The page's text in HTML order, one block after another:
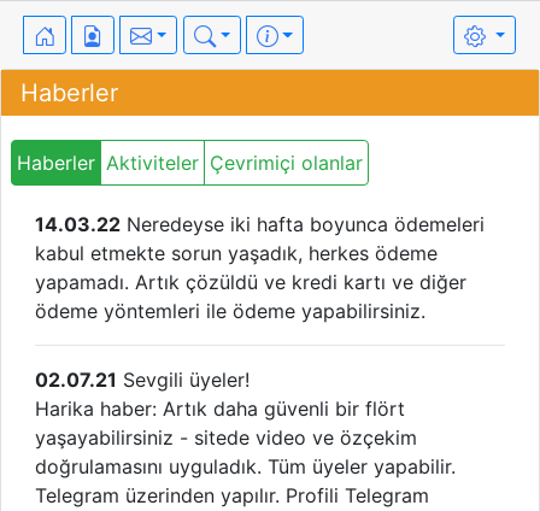
Haberler
Haberler Aktiviteler Çevrimiçi olanlar
14.03.22 Neredeyse iki hafta boyunca ödemeleri
kabul etmekte sorun yaşadık, herkes ödeme
yapamadı. Artık çözüldü ve kredi kartı ve diğer
ödeme yöntemleri ile ödeme yapabilirsiniz.
02.07.21 Sevgili üyeler!
Harika haber: Artık daha güvenli bir flört
yaşayabilirsiniz - sitede video ve özçekim
doğrulamasını uyguladık. Tüm üyeler yapabilir.
Telegram üzerinden yapılır. Profili Telegram